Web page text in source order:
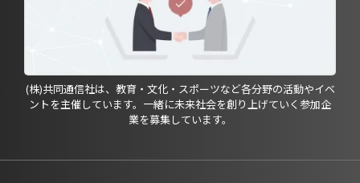
(株)共同通信社は、教育・文化・スポーツなど各分野の活動やイベ
ントを主催しています。一緒に未来社会を創り上げていく参加企
業を募集しています。